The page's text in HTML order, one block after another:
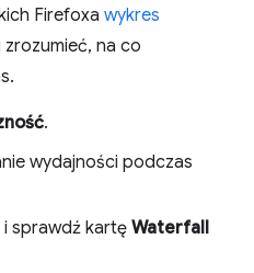
Firefoxa wykres
na co
.
wydajności podczas
i sprawdź kartę Waterfall